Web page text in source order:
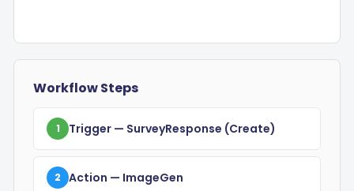
Workflow Steps
1 Trigger — SurveyResponse (create)
2 Action — ImageGen